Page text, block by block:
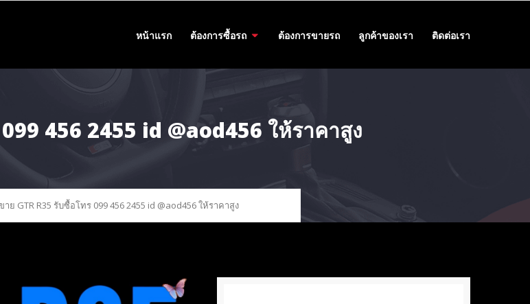
หน้าแรก ต้องการซื้อรถ ต้องการขายรถ ลูกค้าของเรา ติดต่อเรา
456 2455 id @aod456 ให้ราคาสูง
าย GTR R35 รับซื้อโทร 099 456 2455 id @aod456 ให้ราคาสูง